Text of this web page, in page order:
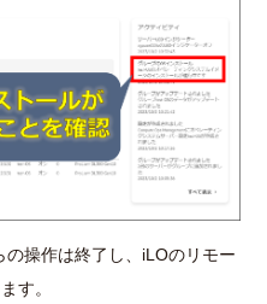
操作は終了し、 iLOのリモー
す。